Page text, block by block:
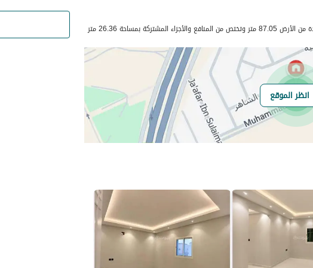
رقم المبنى
2546
الرقم الاضافي
6871
خط العرض
24.81657225192783
السعر
50000
المساحة
117.13
بمساحة 26.36 متر
انظر الموقع